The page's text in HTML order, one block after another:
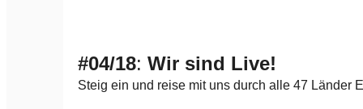
#04/18: Wir sind Live!
Steig ein und reise mit uns durch alle 47 Länder